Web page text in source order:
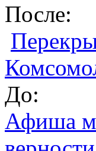
После:
До:
Афиша